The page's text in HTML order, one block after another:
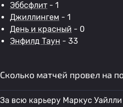
Эббсфлит - 1
Джиллингем - 1
День и красный - 0
Энфилд Таун - 33
Сколько матчей провел на
За всю карьеру Маркус